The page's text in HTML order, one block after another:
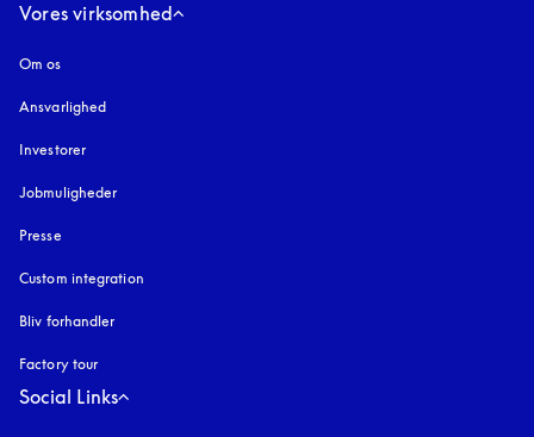
Vores virksomhed
Om os
Ansvarlighed
Investorer
Jobmuligheder
Presse
Custom integration
Bliv forhandler
Factory tour
Social Links